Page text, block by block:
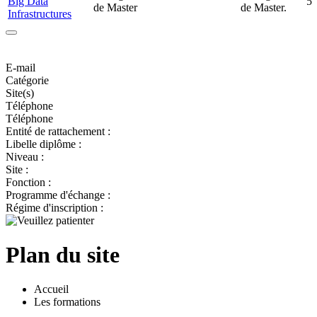
Infrastructures
de Master
de Master.
E-mail
Catégorie
Site(s)
Téléphone
Téléphone
Entité de rattachement :
Libelle diplôme :
Niveau :
Site :
Fonction :
Programme d'échange :
Régime d'inscription :
Plan du site
Accueil
Les formations